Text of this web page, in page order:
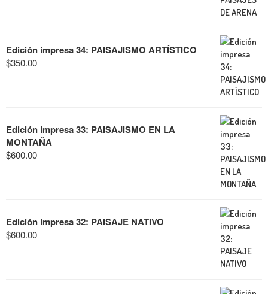
Edición impresa 34: PAISAJISMO ARTÍSTICO
$350.00
Edición impresa 33: PAISAJISMO EN LA
MONTAÑA
$600.00
Edición impresa 32: PAISAJE NATIVO
$600.00